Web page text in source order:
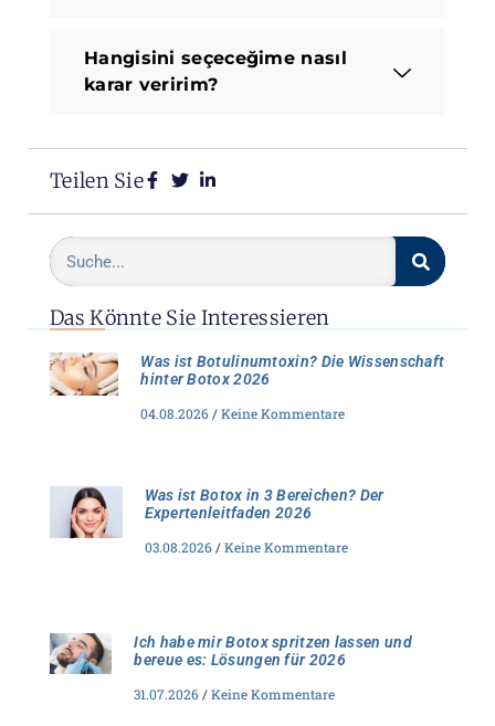
Hangisini seçeceğime nasıl
karar veririm?
Teilen Sie
Das Könnte Sie Interessieren
Was ist Botulinumtoxin? Die Wissenschaft
hinter Botox 2026
04.08.2026 Keine Kommentare
Was ist Botox in 3 Bereichen? Der
Expertenleitfaden 2026
03.08.2026 Keine Kommentare
Ich habe mir Botox spritzen lassen und
bereue es: Lösungen für 2026
31.07.2026 Keine Kommentare